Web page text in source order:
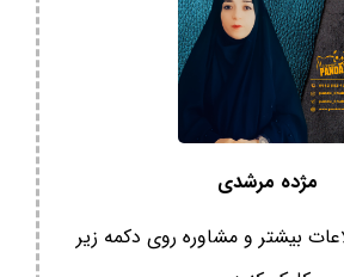
مژده مرشدی
بیشتر و مشاوره روی دکمه زیر